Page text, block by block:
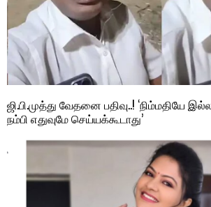
ஜி.பி.முத்து வேதனை பதிவு..! ‘நிம்மதியே
நம்பி எதுவுமே செய்யக்கூடாது’